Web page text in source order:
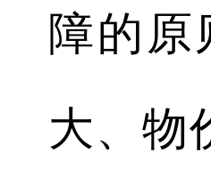
障的
大、物